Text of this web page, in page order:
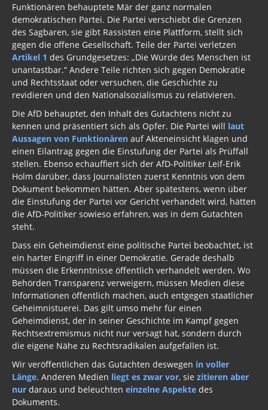
Funktionären behauptete Mär der ganz normalen
demokratischen Partei. Die Partei verschiebt die Grenzen
des Sagbaren, sie gibt Rassisten eine Plattform, stellt sich
gegen die offene Gesellschaft. Teile der Partei verletzen
Artikel 1 des Grundgesetzes: „Die Würde des Menschen ist
unantastbar.“ Andere Teile richten sich gegen Demokratie
und Rechtsstaat oder versuchen, die Geschichte zu
revidieren und den Nationalsozialismus zu relativieren.
Die AfD behauptet, den Inhalt des Gutachtens nicht zu
kennen und präsentiert sich als Opfer. Die Partei will laut
Aussagen von Funktionären auf Akteneinsicht klagen und
einen Eilantrag gegen die Einstufung der Partei als Prüffall
stellen. Ebenso echauffiert sich der AfD-Politiker Leif-Erik
Holm darüber, dass Journalisten zuerst Kenntnis von dem
Dokument bekommen hätten. Aber spätestens, wenn über
die Einstufung der Partei vor Gericht verhandelt wird, hätten
die AfD-Politiker sowieso erfahren, was in dem Gutachten
steht.
Dass ein Geheimdienst eine politische Partei beobachtet, ist
ein harter Eingriff in einer Demokratie. Gerade deshalb
müssen die Erkenntnisse öffentlich verhandelt werden. Wo
Behörden Transparenz verweigern, müssen Medien diese
Informationen öffentlich machen, auch entgegen staatlicher
Geheimnistuerei. Das gilt umso mehr für einen
Geheimdienst, der in seiner Geschichte im Kampf gegen
Rechtsextremismus nicht nur versagt hat, sondern durch
die eigene Nähe zu Rechtsradikalen aufgefallen ist.
Wir veröffentlichen das Gutachten deswegen in voller
Länge. Anderen Medien liegt es zwar vor, sie zitieren aber
nur daraus und beleuchten einzelne Aspekte des
Dokuments.